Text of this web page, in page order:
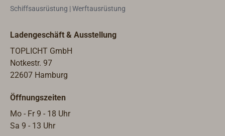
Schiffsausrüstung | Werftausrüstung
Ladengeschäft & Ausstellung
TOPLICHT GmbH
Notkestr. 97
22607 Hamburg
Öffnungszeiten
Mo - Fr 9 - 18 Uhr
Sa 9 - 13 Uhr